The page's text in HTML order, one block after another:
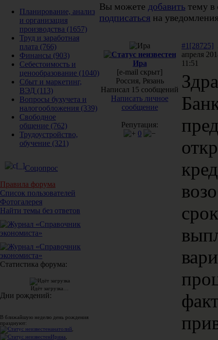
Планирование, анализ
и организация
производства (1657)
Труд и заработная
плата (766)
Финансы (903)
Себестоимость и
ценообразование (1040)
Сбыт и маркетинг,
ВЭД (113)
Вопросы бухучета и
налогообложения (339)
Свободное
общение (762)
Трудоустройство,
обучение (321)
Соцопрос
Правила форума
Список пользователей
Фотогалерея
Найти темы без ответов
Статистика форума:
Идёт загрузка…
Дни рождений:
В ближайшую неделю день рождения
празднуют:
анатолий
Ирина
Вы можете добавить тему в
подписаться на
Ира
[e-mail скрыт]
Россия, Рязань
Написал 15 сообщений
Написать личное
сообщение
Репутация:
0
#1[28725]
апреля
11:51